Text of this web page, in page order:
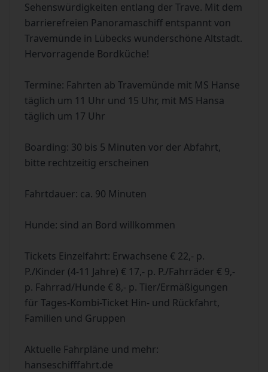
Sehenswürdigkeiten entlang der Trave. Mit dem
barrierefreien Panoramaschiff entspannt von
Travemünde in Lübecks wunderschöne Altstadt.
Hervorragende Bordküche!
Termine: Fahrten ab Travemünde mit MS Hanse
täglich um 11 Uhr und 15 Uhr, mit MS Hansa
täglich um 17 Uhr
Boarding: 30 bis 5 Minuten vor der Abfahrt,
bitte rechtzeitig erscheinen
Fahrtdauer: ca. 90 Minuten
Hunde: sind an Bord willkommen
Tickets Einzelfahrt: Erwachsene € 22,- p.
P./Kinder (4-11 Jahre) € 17,- p. P./Fahrräder € 9,-
p. Fahrrad/Hunde € 8,- p. Tier/Ermäßigungen
für Tages-Kombi-Ticket Hin- und Rückfahrt,
Familien und Gruppen
Aktuelle Fahrpläne und mehr:
hanseschifffahrt.de